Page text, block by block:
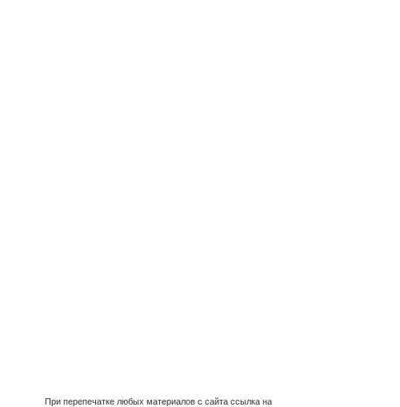
При перепечатке любых материалов с сайта ссылка на